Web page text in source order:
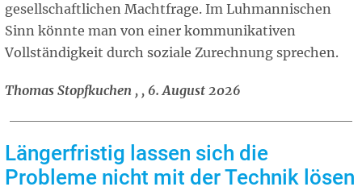
gesellschaftlichen Machtfrage. Im Luhmannischen
Sinn könnte man von einer kommunikativen
Vollständigkeit durch soziale Zurechnung sprechen.
Thomas Stopfkuchen , , 6. August 2026
Längerfristig lassen sich die
Probleme nicht mit der Technik lösen